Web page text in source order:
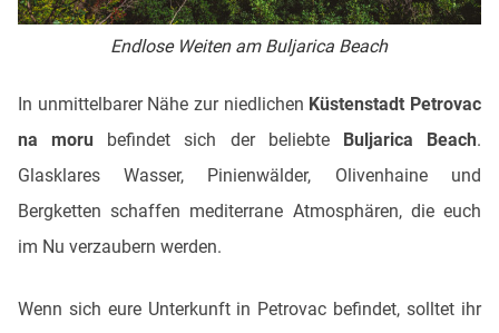
Endlose Weiten am Buljarica Beach
In unmittelbarer Nähe zur niedlichen Küstenstadt Petrovac
na moru befindet sich der beliebte Buljarica Beach.
Glasklares Wasser, Pinienwälder, Olivenhaine und
Bergketten schaffen mediterrane Atmosphären, die euch
im Nu verzaubern werden.
Wenn sich eure Unterkunft in Petrovac befindet, solltet ihr